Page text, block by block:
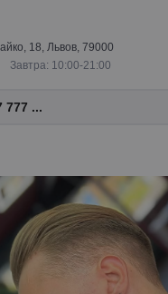
18, Львов, 79000
10:00-21:00
777 ...